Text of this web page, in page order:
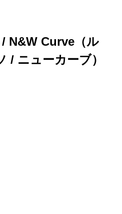
N&W Curve （ル
/ ニューカーブ）